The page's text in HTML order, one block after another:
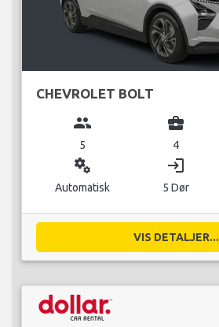
CHEVROLET BOLT
group
5
business_center
4
miscellaneous_services
Automatisk
login
5 Dør
VIS DETALJER...